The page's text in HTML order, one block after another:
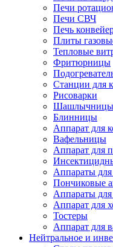
Печи
Печи СВЧ
Печь
Плиты
Тепловые
Фритюрницы
Станции для
Рисоварки
Шашлычницы
Блинницы
Аппарат для
Вафельницы
Аппарат для
Аппараты
Пончиковые
Аппараты
Аппарат для
Тостеры
Аппарат для
Нейтральное и